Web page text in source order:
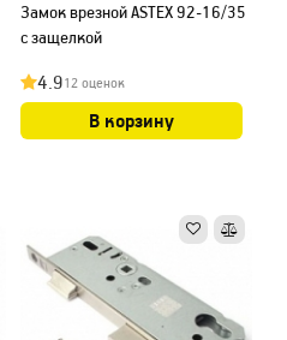
Замок врезной ASTEX 92-16/35
с защелкой
4.912 оценок
В корзину